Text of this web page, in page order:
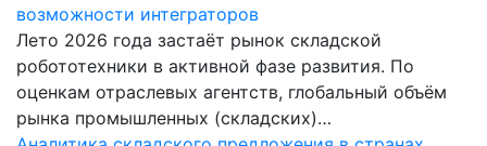
возможности интеграторов
Лето 2026 года застаёт рынок складской
робототехники в активной фазе развития. По
оценкам отраслевых агентств, глобальный объём
рынка промышленных (складских)…